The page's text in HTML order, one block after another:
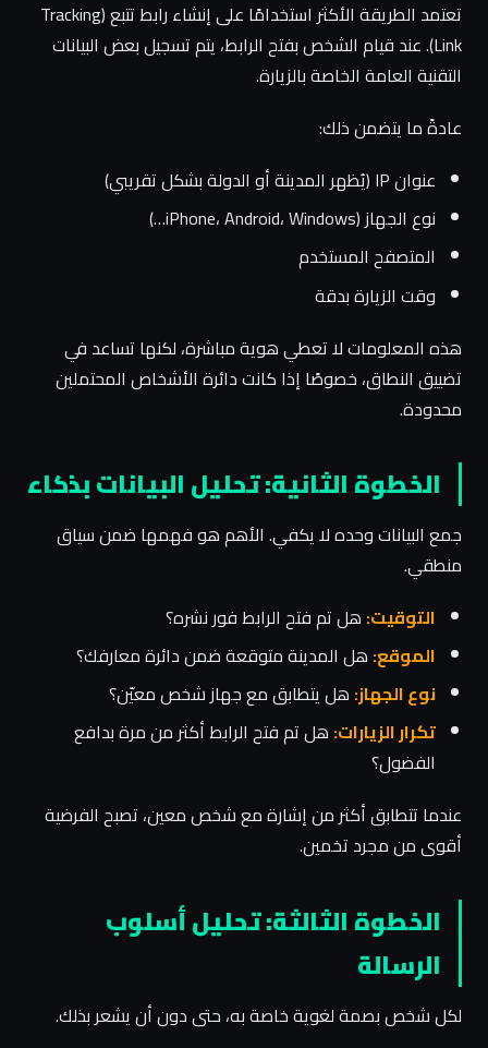
تعتمد الطريقة الأكثر استخدامًا على إنشاء رابط تتبع (Tracking
Link). عند قيام الشخص بفتح الرابط، يتم تسجيل بعض البيانات
التقنية العامة الخاصة بالزيارة.
عادةً ما يتضمن ذلك:
عنوان IP (يُظهر المدينة أو الدولة بشكل تقريبي)
نوع الجهاز (iPhone، Android، Windows…)
المتصفح المستخدم
وقت الزيارة بدقة
هذه المعلومات لا تعطي هوية مباشرة، لكنها تساعد في
تضييق النطاق، خصوصًا إذا كانت دائرة الأشخاص المحتملين
محدودة.
الخطوة الثانية: تحليل البيانات بذكاء
جمع البيانات وحده لا يكفي. الأهم هو فهمها ضمن سياق
منطقي.
التوقيت: هل تم فتح الرابط فور نشره؟
الموقع: هل المدينة متوقعة ضمن دائرة معارفك؟
نوع الجهاز: هل يتطابق مع جهاز شخص معيّن؟
تكرار الزيارات: هل تم فتح الرابط أكثر من مرة بدافع
الفضول؟
عندما تتطابق أكثر من إشارة مع شخص معين، تصبح الفرضية
أقوى من مجرد تخمين.
الخطوة الثالثة: تحليل أسلوب
الرسالة
لكل شخص بصمة لغوية خاصة به، حتى دون أن يشعر بذلك.